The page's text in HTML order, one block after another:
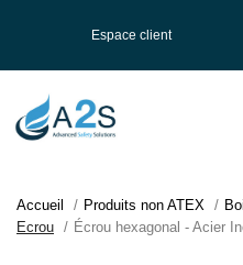
Espace client
Accueil Produits non ATEX
Ecrou
Écrou hexagonal - Acier